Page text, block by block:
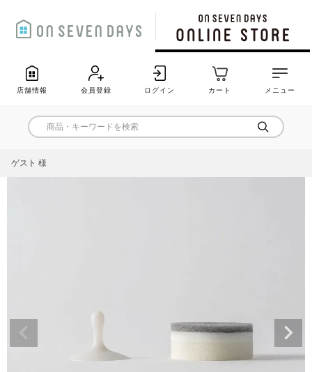
店舗情報 会員登録 ログイン カート メニュー
ゲスト 様